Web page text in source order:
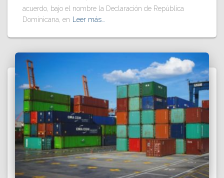
acuerdo, bajo el nombre la Declaración de República
Dominicana, en
Leer más…